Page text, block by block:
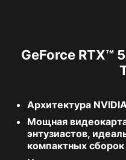
GeForce RTX™
Архитектура
Мощная
энтузиастов,
компактных сборок